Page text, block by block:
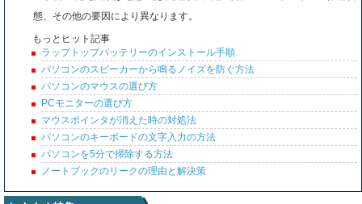
態、その他の要因により異なります。
もっとヒット記事
ラップトップバッテリーのインストール手順
パソコンのスピーカーから鳴るノイズを防ぐ方法
パソコンのマウスの選び方
PCモニターの選び方
マウスポインタが消えた時の対処法
パソコンのキーボードの文字入力の方法
パソコンを5分で掃除する方法
ノートブックのリークの理由と解決策